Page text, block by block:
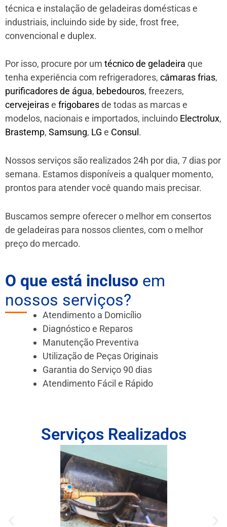
técnica e instalação de geladeiras domésticas e
industriais, incluindo side by side, frost free,
convencional e duplex.
Por isso, procure por um técnico de geladeira que
tenha experiência com refrigeradores, câmaras frias,
purificadores de água, bebedouros, freezers,
cervejeirase frigobaresde todas as marcas e
modelos, nacionais e importados, incluindo Electrolux,
Brastemp, Samsung, LG e Consul .
Nossos serviços são realizados 24h por dia, 7 dias por
semana. Estamos disponíveis a qualquer momento,
prontos para atender você quando mais precisar.
Buscamos sempre oferecer o melhor em consertos
de geladeiras para nossos clientes, com o melhor
preço do mercado.
O que está incluso em
nossos serviços?
Atendimento a Domicílio
Diagnóstico e Reparos
Manutenção Preventiva
Utilização de Peças Originais
Garantia do Serviço 90 dias
Atendimento Fácil e Rápido
Serviços Realizados